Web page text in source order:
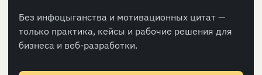
Без инфоцыганства и мотивационных цитат —
только практика, кейсы и рабочие решения для
бизнеса и веб-разработки.